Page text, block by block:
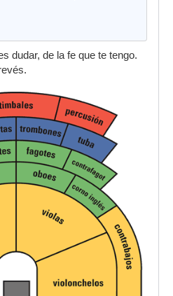
dudar, de la fe que te tengo.